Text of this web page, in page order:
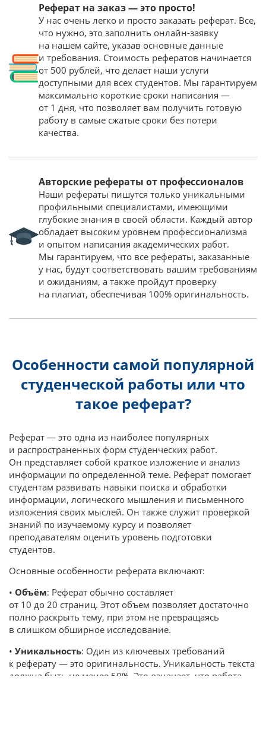
Реферат на заказ — это просто!
У нас очень легко и просто заказать реферат. Все,
что нужно, это заполнить онлайн-заявку
на нашем сайте, указав основные данные
и требования. Стоимость рефератов начинается
от 500 рублей, что делает наши услуги
доступными для всех студентов. Мы гарантируем
максимально короткие сроки написания —
от 1 дня, что позволяет вам получить готовую
работу в самые сжатые сроки без потери
качества.
Авторские рефераты от профессионалов
Наши рефераты пишутся только уникальными
профильными специалистами, имеющими
глубокие знания в своей области. Каждый автор
обладает высоким уровнем профессионализма
и опытом написания академических работ.
Мы гарантируем, что все рефераты, заказанные
у нас, будут соответствовать вашим требованиям
и ожиданиям, а также пройдут проверку
на плагиат, обеспечивая 100% оригинальность.
Особенности самой популярной
студенческой работы или что
такое реферат?
Реферат — это одна из наиболее популярных
и распространенных форм студенческих работ.
Он представляет собой краткое изложение и анализ
информации по определенной теме. Реферат помогает
студентам развивать навыки поиска и обработки
информации, логического мышления и письменного
изложения своих мыслей. Он также служит проверкой
знаний по изучаемому курсу и позволяет
преподавателям оценить уровень подготовки
студентов.
Основные особенности реферата включают:
• Объём: Реферат обычно составляет
от 10 до 20 страниц. Этот объем позволяет достаточно
полно раскрыть тему, при этом не превращаясь
в слишком обширное исследование.
• Уникальность: Один из ключевых требований
к реферату — это оригинальность. Уникальность текста
должна быть не менее 50%. Это означает, что работа